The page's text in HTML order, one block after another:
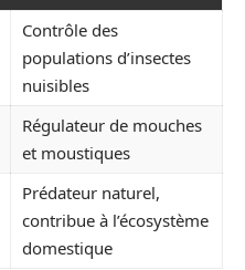
Contrôle des
populations d’insectes
nuisibles
Régulateur de mouches
et moustiques
Prédateur naturel,
contribue à l’écosystème
domestique